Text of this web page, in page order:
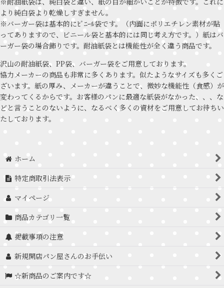
より純白袋より乾燥しすぎません。
※バーガー袋は基本的にﾋﾞﾆｰﾙ袋です。（内面にポリエチレン素材が貼
ってありますので、ビニール袋と基本的には同じ考え方です。）紙はバ
ーガー袋の場合飾りです。耐油紙袋とは機能性が全く違う商品です。
沢山の耐油紙袋、PP袋、バーガー袋をご用意しております。
協力メーカーの商品も非常に多くあります。似たようなサイズも多くご
ざいます。紙の厚み、メーカーが違うことで、微妙な機能性（食感）が
変わってくるからです。お客様のパンに最適な紙袋がなかった、、、な
どと言うことのないように、なるべく多くの資材をご用意してお待ちい
たしております。
ホーム
特定商取引法表示
マイページ
商品カテゴリ一覧
掲載事項の注意
新規開店パン屋さんのお手伝い
☆新商品のご案内です☆